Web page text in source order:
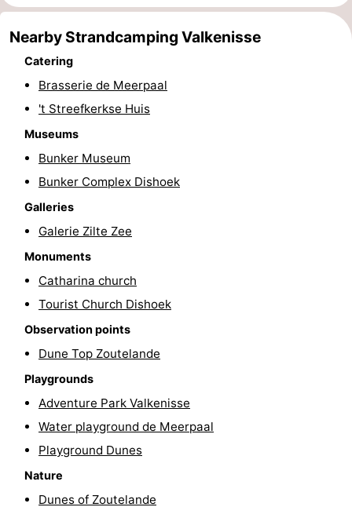
courses
Sportfishing
Food
&
Beverages
Events
Ring
riding
Practical
Forum
Route
Parking
Medical
addresses
Region
Zeeland
Schouwen-
Duiveland
Renesse
Brouwershaven
Bruinisse
Nearby Strandcamping Valkenisse
Catering
Brasserie de Meerpaal
't Streefkerkse Huis
Museums
Bunker Museum
Bunker Complex Dishoek
Galleries
Galerie Zilte Zee
Monuments
Catharina church
Tourist Church Dishoek
Observation points
Dune Top Zoutelande
Playgrounds
Adventure Park Valkenisse
Water playground de Meerpaal
Playground Dunes
Nature
Dunes of Zoutelande